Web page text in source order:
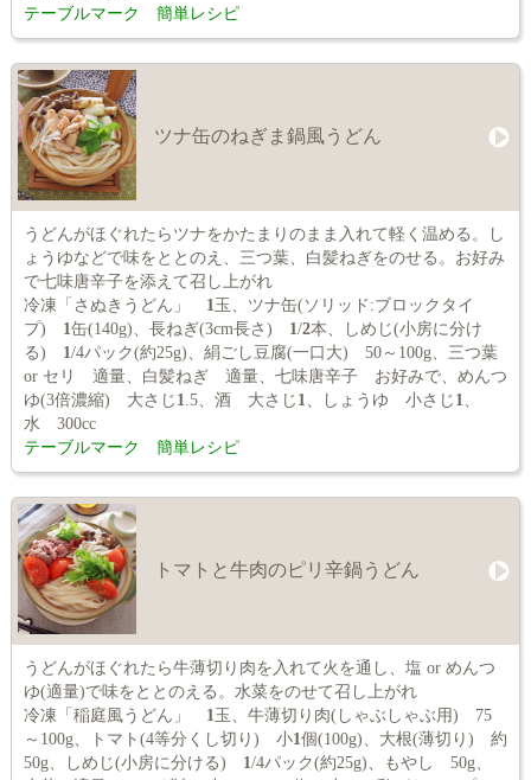
テーブルマーク 簡単レシピ
ツナ缶のねぎま鍋風うどん
うどんがほぐれたらツナをかたまりのまま入れて軽く温める。し
ょうゆなどで味をととのえ、三つ葉、白髪ねぎをのせる。お好み
で七味唐辛子を添えて召し上がれ
冷凍「さぬきうどん」 1 玉、ツナ缶(ソリッド:ブロックタイ
プ) 1 缶(140g)、長ねぎ(3cm長さ) 1 /2本、しめじ(小房に分け
る) 1 /4パック(約25g)、絹ごし豆腐(一口大) 50～100g、三つ葉
or セリ 適量、白髪ねぎ 適量、七味唐辛子 お好みで、めんつ
ゆ(3倍濃縮) 大さじ 1 .5、酒 大さじ 1 、しょうゆ 小さじ 1
水 300cc
テーブルマーク 簡単レシピ
トマトと牛肉のピリ辛鍋うどん
うどんがほぐれたら牛薄切り肉を入れて火を通し、塩 or めんつ
ゆ(適量)で味をととのえる。水菜をのせて召し上がれ
冷凍「稲庭風うどん」 1 玉、牛薄切り肉(しゃぶしゃぶ用) 75
～100g、トマト(4等分くし切り) 小1 個(100g)、大根(薄切り) 約
50g、しめじ(小房に分ける) 1 /4パック(約25g)、もやし 50g、